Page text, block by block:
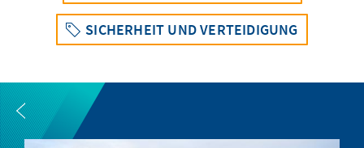
SICHERHEIT UND VERTEIDIGUNG